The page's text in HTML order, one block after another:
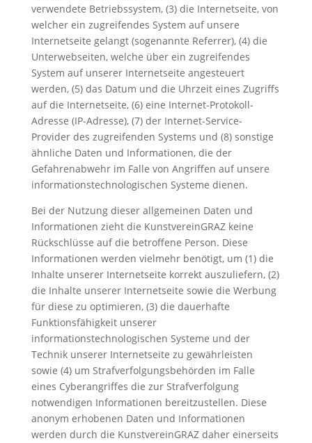
verwendete Betriebssystem, (3) die Internetseite, von
welcher ein zugreifendes System auf unsere
Internetseite gelangt (sogenannte Referrer), (4) die
Unterwebseiten, welche über ein zugreifendes
System auf unserer Internetseite angesteuert
werden, (5) das Datum und die Uhrzeit eines Zugriffs
auf die Internetseite, (6) eine Internet-Protokoll-
Adresse (IP-Adresse), (7) der Internet-Service-
Provider des zugreifenden Systems und (8) sonstige
ähnliche Daten und Informationen, die der
Gefahrenabwehr im Falle von Angriffen auf unsere
informationstechnologischen Systeme dienen.
Bei der Nutzung dieser allgemeinen Daten und
Informationen zieht die KunstvereinGRAZ keine
Rückschlüsse auf die betroffene Person. Diese
Informationen werden vielmehr benötigt, um (1) die
Inhalte unserer Internetseite korrekt auszuliefern, (2)
die Inhalte unserer Internetseite sowie die Werbung
für diese zu optimieren, (3) die dauerhafte
Funktionsfähigkeit unserer
informationstechnologischen Systeme und der
Technik unserer Internetseite zu gewährleisten
sowie (4) um Strafverfolgungsbehörden im Falle
eines Cyberangriffes die zur Strafverfolgung
notwendigen Informationen bereitzustellen. Diese
anonym erhobenen Daten und Informationen
werden durch die KunstvereinGRAZ daher einerseits